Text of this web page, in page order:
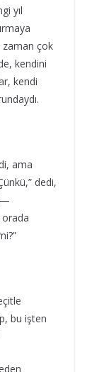
yıl
zaman çok
kendini
kendi
ama
dedi,
orada
bu işten